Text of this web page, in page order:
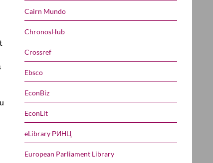
Cairn Mundo
ChronosHub
Crossref
Ebsco
EconBiz
EconLit
eLibrary РИНЦ
European Parliament Library